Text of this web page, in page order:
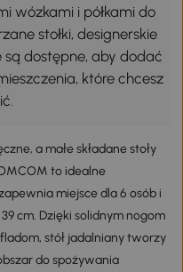
wózkami i półkami do
stołki, designerskie
są dostępne, aby dodać
które chcesz
a małe składane stoły
to idealne
miejsce dla 6 osób i
cm. Dzięki solidnym nogom
stół jadalniany tworzy
do spożywania